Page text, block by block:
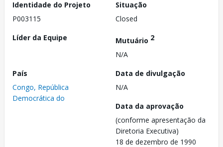
Identidade do Projeto
P003115
Situação
Closed
Líder da Equipe
Mutuário 2
N/A
País
Congo, República
Democrática do
Data de divulgação
N/A
Data da aprovação
(conforme apresentação da
Diretoria Executiva)
18 de dezembro de 1990